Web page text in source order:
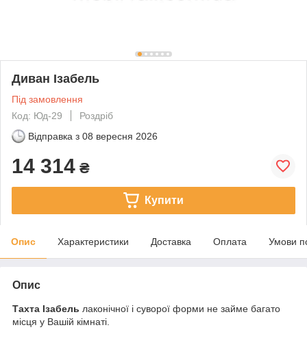
Диван Ізабель
Під замовлення
Код: Юд-29
Роздріб
Відправка з 08 вересня 2026
14 314 ₴
Купити
Опис Характеристики Доставка Оплата Умови
Опис
Тахта Ізабель лаконічної і суворої форми не займе багато
місця у Вашій кімнаті.